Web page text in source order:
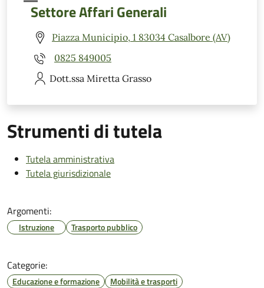
Settore Affari Generali
Piazza Municipio, 1 83034 Casalbore (AV)
0825 849005
Dott.ssa Miretta Grasso
Strumenti di tutela
Tutela amministrativa
Tutela giurisdizionale
Argomenti:
Istruzione Trasporto pubblico
Categorie:
Educazione e formazione Mobilità e trasporti